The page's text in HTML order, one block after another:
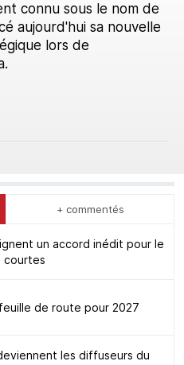
connu sous le nom de
aujourd'hui sa nouvelle
lors de
+ commentés
un accord inédit pour le
courtes
de route pour 2027
les diffuseurs du